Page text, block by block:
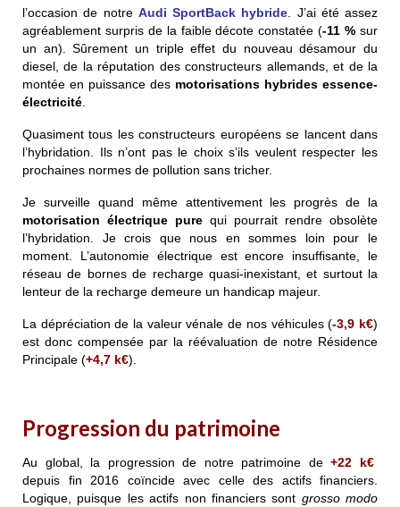
l’occasion de notre Audi SportBack hybride . J’ai été assez
agréablement surpris de la faible décote constatée (-11 % sur
un an). Sûrement un triple effet du nouveau désamour du
diesel, de la réputation des constructeurs allemands, et de la
montée en puissance des motorisations hybrides essence-
électricité
Quasiment tous les constructeurs européens se lancent dans
l’hybridation. Ils n’ont pas le choix s’ils veulent respecter les
prochaines normes de pollution sans tricher.
Je surveille quand même attentivement les progrès de la
motorisation électrique pure qui pourrait rendre obsolète
l’hybridation. Je crois que nous en sommes loin pour le
moment. L’autonomie électrique est encore insuffisante, le
réseau de bornes de recharge quasi-inexistant, et surtout la
lenteur de la recharge demeure un handicap majeur.
La dépréciation de la valeur vénale de nos véhicules (-3,9 k€)
est donc compensée par la réévaluation de notre Résidence
Principale (+4,7 k€).
Progression du patrimoine
Au global, la progression de notre patrimoine de +22
k€
depuis fin 2016 coïncide avec celle des actifs financiers.
Logique, puisque les actifs non financiers sont grosso modo